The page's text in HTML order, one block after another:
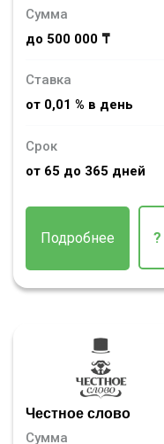
Сумма
до 500 000 ₸
Ставка
от 0,01 % в день
Срок
от 65 до 365 дней
Подробнее ?
Честное слово
Сумма